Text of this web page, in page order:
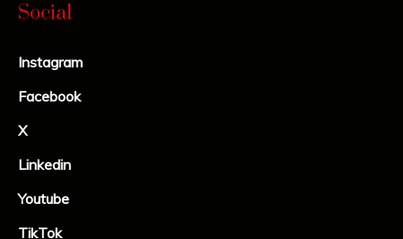
Social
Instagram
Facebook
X
Linkedin
Youtube
TikTok